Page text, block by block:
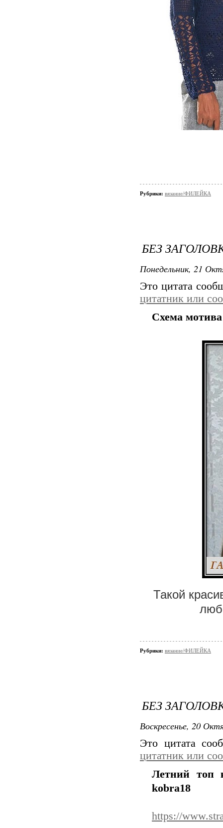
Рубрики: вязание/ФИЛЕЙКА
БЕЗ
Понедельник, 21
Это цитата
цитатник или
Схема
Такой
Рубрики: вязание/ФИЛЕЙКА
БЕЗ
Воскресенье, 20
Это цитата
цитатник или
Летний топ
kobra18
https://